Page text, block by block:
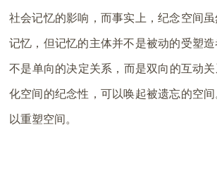
社会记忆的影响，而事实上，纪念空间
记忆，但记忆的主体并不是被动的受塑
不是单向的决定关系，而是双向的互动
化空间的纪念性，可以唤起被遗忘的空
以重塑空间。